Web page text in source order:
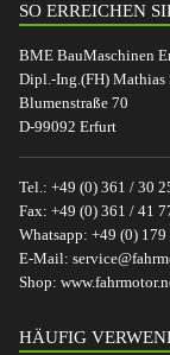
SO ERREICHEN
BME BauMaschinen
Dipl.-Ing.(FH) Mathias
Blumenstraße 70
D-99092 Erfurt
Tel.: +49 (0) 361 / 30
Fax: +49 (0) 361 / 41
Whatsapp: +49 (0) 179
E-Mail:
Shop:
HÄUFIG